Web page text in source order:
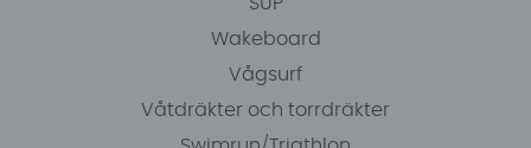
Wakeboard
Vågsurf
Våtdräkter och torrdräkter